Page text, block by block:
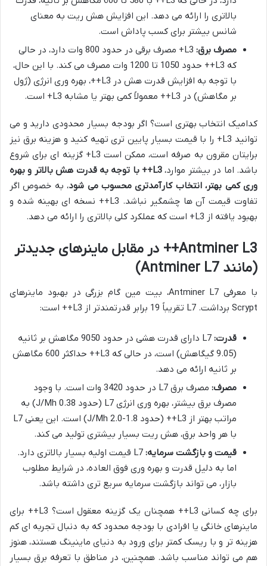
بالاتری را ارائه می دهد. این افزایش هش ریت به معنای
شانس بیشتر برای کسب پاداش است.
مصرف برق:
L3+ مصرف برقی در حدود 800 وات دارد، در حالی
که L3++ حدود 1050 تا 1200 وات مصرف می کند. با این حال،
با توجه به افزایش قدرت هش در L3++، بهره وری انرژی (ژول
بر مگاهش) در L3++ معمولاً کمی بهتر یا مشابه L3+ است.
کدامیک انتخاب بهتری است؟ اگر بودجه بسیار محدودی دارید و می
توانید L3+ را با قیمت بسیار پایین تری تهیه کنید و هزینه برق نیز
برایتان مقرون به صرفه است، ممکن است L3+ گزینه ای برای شروع
باشد. اما در بیشتر موارد،
L3++ با توجه به قدرت هش بالاتر و بهره
وری کمی بهتر، انتخاب کارآمدتری محسوب می شود، به خصوص اگر
تفاوت قیمت آن ها چشمگیر نباشد. L3++ نسخه ای بهینه شده و
بهبود یافته از L3+ است که عملکرد کلی بالاتری را ارائه می دهد.
Antminer L3++ در مقابل ماینرهای جدیدتر
(مانند Antminer L7)
با معرفی Antminer L7، بیت مین گام بزرگی در بهبود ماینرهای
Scrypt برداشت. L7 تقریباً 19 برابر قدرتمندتر از L3++ است:
قدرت:
L7 دارای قدرت هشی در حدود 9050 مگاهش بر ثانیه
(9.05 گیگاهش) است، در حالی که L3++ حداکثر 600 مگاهش
بر ثانیه ارائه می دهد.
مصرف:
مصرف برق L7 در حدود 3420 وات است. با وجود
مصرف برق بیشتر، بهره وری انرژی L7 (حدود 0.38 J/Mh) به
مراتب بهتر از L3++ (حدود 1.8-2.0 J/Mh) است. این یعنی L7
با هر واحد برق، هش ریت بسیار بیشتری تولید می کند.
قیمت و بازگشت سرمایه:
L7 قیمت اولیه بسیار بالاتری دارد.
اما به دلیل قدرت و بهره وری فوق العاده، در شرایط مطلوب
بازار، می تواند بازگشت سرمایه سریع تری داشته باشد.
برای چه کسانی L3++ همچنان یک گزینه معقول است؟ L3++ برای
ماینرهای خانگی یا افرادی با بودجه محدود که به دنبال تجربه ای کم
هزینه تر و با ریسک کمتر برای ورود به دنیای ماینینگ هستند، هنوز
هم می تواند مناسب باشد. همچنین، در مناطق با تعرفه برق بسیار